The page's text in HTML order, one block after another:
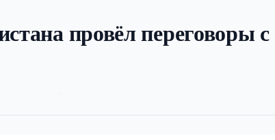
провёл переговоры с